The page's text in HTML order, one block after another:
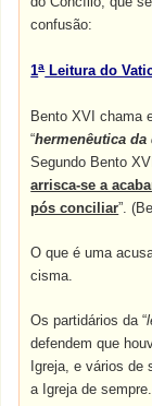
confusão:
1aLeitura do
Bento XVI chama
“hermenêutica
Segundo Bento
arrisca-se a
pós conciliar”.
O que é uma
cisma.
Os partidários da “
defendem que
Igreja, e vários de
a Igreja de sempre.